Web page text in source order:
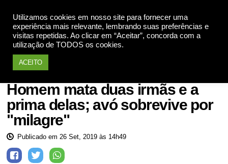
Utilizamos cookies em nosso site para fornecer uma
experiência mais relevante, lembrando suas preferências e
visitas repetidas. Ao clicar em “Aceitar”, concorda com a
utilização de TODOS os cookies.
ACEITO
Mulheres violadas
Homem mata duas irmãs e a
prima delas; avó sobrevive por
"milagre"
Publicado em 26 Set, 2019 às 14h49